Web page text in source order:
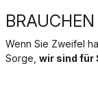
Wenn Sie Zweifel
Sorge, wir sind für